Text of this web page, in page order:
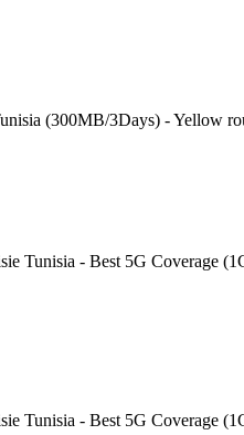
(300MB/3Days) - Yellow
Tunisia - Best 5G Coverage
Tunisia - Best 5G Coverage